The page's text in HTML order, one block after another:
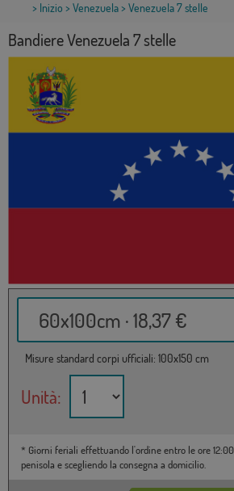
> Inizio > Venezuela> Venezuela 7 stelle
Bandiere Venezuela 7 stelle
60x100cm · 18,37 €
Misure standard corpi ufficiali: 100x150 cm
Unità:
* Giorni feriali effettuando l'ordine entro le ore
penisola e scegliendo la consegna a domicilio.